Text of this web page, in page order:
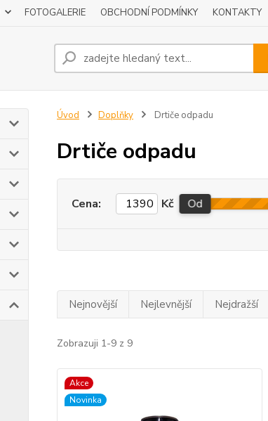
FOTOGALERIE OBCHODNÍ PODMÍNKY KONTAKTY
Úvod Doplňky Drtiče odpadu
Drtiče odpadu
Cena: Kč Od
Nejnovější Nejlevnější Nejdražší
Zobrazuji 1-9 z 9
Akce
Novinka